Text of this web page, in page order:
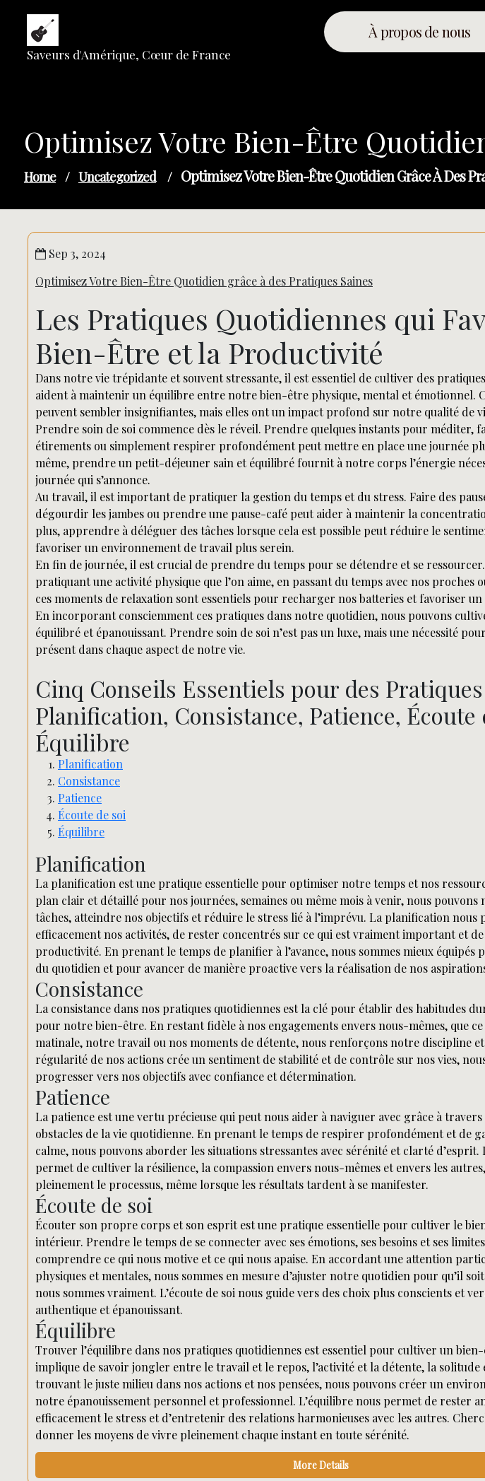
content
Saveurs d'Amérique, Cœur de France
À propos de nous
Optimisez Votre Bien-Être
Home / Uncategorized / Optimisez Votre Bien-Être Quotidien Grâce À Des
Sep 3, 2024
Optimisez Votre Bien-Être Quotidien grâce à des Pratiques Saines
Les Pratiques Quotidiennes qui
Bien-Être et la Productivité
Dans notre vie trépidante et souvent stressante, il est essentiel de cultiver des
aident à maintenir un équilibre entre notre bien-être physique, mental et émotionnel.
peuvent sembler insignifiantes, mais elles ont un impact profond sur notre qualité de
Prendre soin de soi commence dès le réveil. Prendre quelques instants pour méditer,
étirements ou simplement respirer profondément peut mettre en place une journée
même, prendre un petit-déjeuner sain et équilibré fournit à notre corps l’énergie
journée qui s’annonce.
Au travail, il est important de pratiquer la gestion du temps et du stress. Faire des
dégourdir les jambes ou prendre une pause-café peut aider à maintenir la
plus, apprendre à déléguer des tâches lorsque cela est possible peut réduire le
favoriser un environnement de travail plus serein.
En fin de journée, il est crucial de prendre du temps pour se détendre et se ressourcer.
pratiquant une activité physique que l’on aime, en passant du temps avec nos proches
ces moments de relaxation sont essentiels pour recharger nos batteries et favoriser
En incorporant consciemment ces pratiques dans notre quotidien, nous pouvons
équilibré et épanouissant. Prendre soin de soi n’est pas un luxe, mais une nécessité
présent dans chaque aspect de notre vie.
Cinq Conseils Essentiels pour des
Planification, Consistance, Patience, Écoute
Équilibre
Planification
Consistance
Patience
Écoute de soi
Équilibre
Planification
La planification est une pratique essentielle pour optimiser notre temps et nos
plan clair et détaillé pour nos journées, semaines ou même mois à venir, nous pouvons
tâches, atteindre nos objectifs et réduire le stress lié à l’imprévu. La planification
efficacement nos activités, de rester concentrés sur ce qui est vraiment important et
productivité. En prenant le temps de planifier à l’avance, nous sommes mieux équipés
du quotidien et pour avancer de manière proactive vers la réalisation de nos
Consistance
La consistance dans nos pratiques quotidiennes est la clé pour établir des habitudes
pour notre bien-être. En restant fidèle à nos engagements envers nous-mêmes, que
matinale, notre travail ou nos moments de détente, nous renforçons notre discipline
régularité de nos actions crée un sentiment de stabilité et de contrôle sur nos vies,
progresser vers nos objectifs avec confiance et détermination.
Patience
La patience est une vertu précieuse qui peut nous aider à naviguer avec grâce à travers
obstacles de la vie quotidienne. En prenant le temps de respirer profondément et de
calme, nous pouvons aborder les situations stressantes avec sérénité et clarté d’esprit.
permet de cultiver la résilience, la compassion envers nous-mêmes et envers les
pleinement le processus, même lorsque les résultats tardent à se manifester.
Écoute de soi
Écouter son propre corps et son esprit est une pratique essentielle pour cultiver le
intérieur. Prendre le temps de se connecter avec ses émotions, ses besoins et ses
comprendre ce qui nous motive et ce qui nous apaise. En accordant une attention
physiques et mentales, nous sommes en mesure d’ajuster notre quotidien pour qu’il
nous sommes vraiment. L’écoute de soi nous guide vers des choix plus conscients et
authentique et épanouissant.
Équilibre
Trouver l’équilibre dans nos pratiques quotidiennes est essentiel pour cultiver un
implique de savoir jongler entre le travail et le repos, l’activité et la détente, la solitude
trouvant le juste milieu dans nos actions et nos pensées, nous pouvons créer un
notre épanouissement personnel et professionnel. L’équilibre nous permet de rester
efficacement le stress et d’entretenir des relations harmonieuses avec les autres.
donner les moyens de vivre pleinement chaque instant en toute sérénité.
More Details